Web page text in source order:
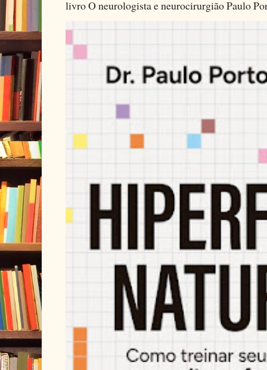
livro O neurologista e neurocirurgião Paulo